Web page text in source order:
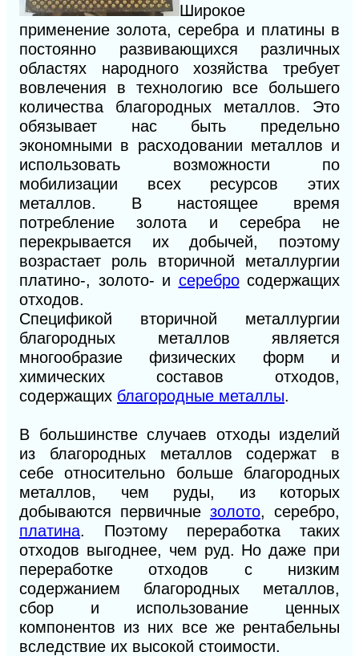
Широкое
применение золота, серебра и платины в
постоянно развивающихся различных
областях народного хозяйства требует
вовлечения в технологию все большего
количества благородных металлов. Это
обязывает нас быть предельно
экономными в расходовании металлов и
использовать возможности по
мобилизации всех ресурсов этих
металлов. В настоящее время
потребление золота и серебра не
перекрывается их добычей, поэтому
возрастает роль вторичной металлургии
платино-, золото- и серебросодержащих
отходов.
Спецификой вторичной металлургии
благородных металлов является
многообразие физических форм и
химических составов отходов,
содержащих благородные металлы.
В большинстве случаев отходы изделий
из благородных металлов содержат в
себе относительно больше благородных
металлов, чем руды, из которых
добываются первичные золото, серебро,
платина. Поэтому переработка таких
отходов выгоднее, чем руд. Но даже при
переработке отходов с низким
содержанием благородных металлов,
сбор и использование ценных
компонентов из них все же рентабельны
вследствие их высокой стоимости.